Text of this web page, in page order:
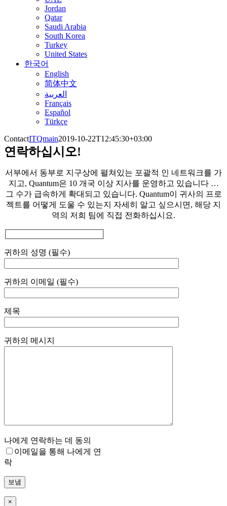
Jordan
Qatar
Saudi Arabia
South Korea
Turkey
United States
한국어
English
简体中文
العربية
Français
Español
Türkçe
ContactITQmain2019-10-22T12:45:30+03:00
연락하십시오!
서부에서 동부로 지구상에 펼쳐있는 포괄적 인 네트워크를 가
지고, Quantum은 10 개국 이상 지사를 운영하고 있습니다 …
그 수가 급속하게 확대되고 있습니다. Quantum이 귀사의 프로
젝트를 어떻게 도울 수 있는지 자세히 알고 싶으시면, 해당 지
역의 저희 팀에 직접 전화하십시요.
귀하의 성명 (필수)
귀하의 이메일 (필수)
제목
귀하의 메시지
나에게 연락하는 데 동의
이메일을 통해 나에게 연
락
×